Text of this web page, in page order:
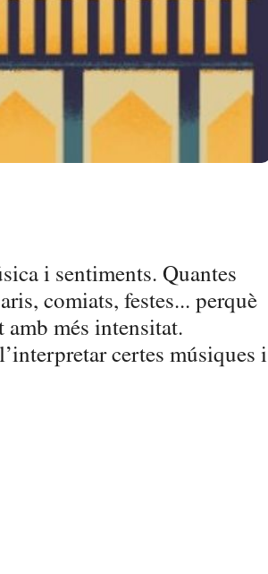
i sentiments. Quantes
comiats, festes... perquè
més intensitat.
certes músiques i